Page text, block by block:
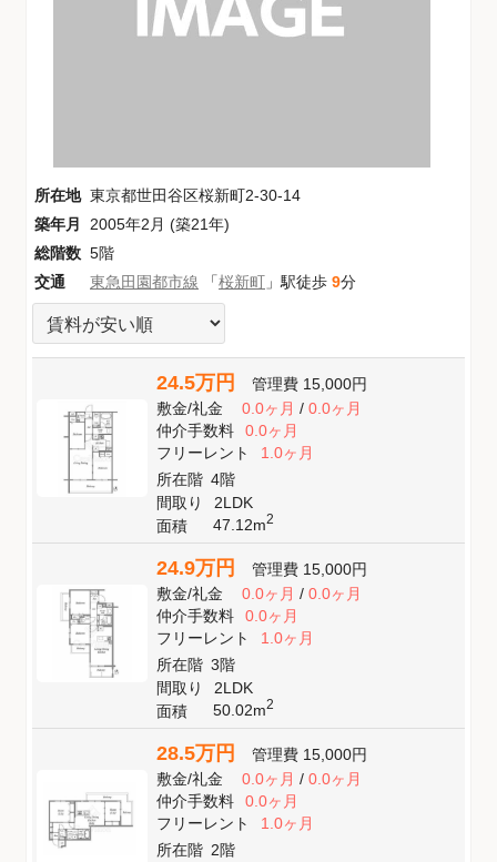
所在地 東京都世田谷区桜新町2-30-14
築年月
2005年2月 (築21年)
総階数 5階
交通
東急田園都市線 「桜新町 」駅徒歩 9分
24.5万円 管理費 15,000円
敷金/礼金 0.0ヶ月/ 0.0ヶ月
仲介手数料
0.0ヶ月
フリーレント
1.0ヶ月
所在階 4階
間取り
2LDK
面積
47.12m2
24.9万円 管理費 15,000円
敷金/礼金 0.0ヶ月/ 0.0ヶ月
仲介手数料
0.0ヶ月
フリーレント
1.0ヶ月
所在階 3階
間取り
2LDK
面積
50.02m2
28.5万円 管理費 15,000円
敷金/礼金 0.0ヶ月/ 0.0ヶ月
仲介手数料
0.0ヶ月
フリーレント
1.0ヶ月
所在階 2階